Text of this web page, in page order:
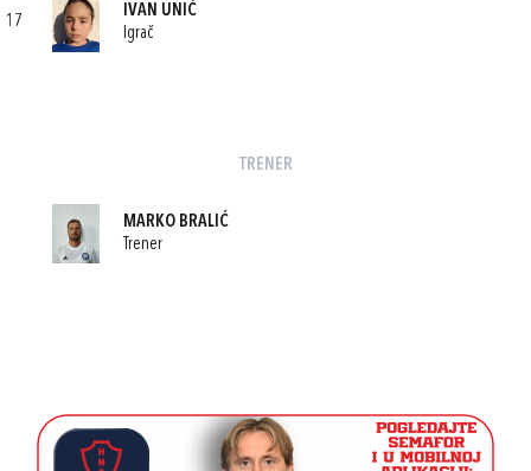
17
IVAN UNIĆ
Igrač
TRENER
MARKO BRALIĆ
Trener